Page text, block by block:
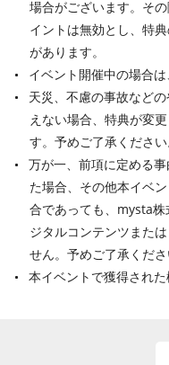
場合がございます。そ
イントは無効とし、特
があります。
イベント開催中の場合は
天災、不慮の事故など
えない場合、特典が変
す。予めご了承ください
万が一、前項に定める
た場合、その他本イベ
合であっても、mysta
ジタルコンテンツまた
せん。予めご了承くださ
本イベントで獲得された